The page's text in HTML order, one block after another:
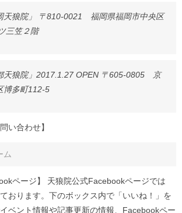
天狼院」 〒810-0021 福岡県福岡市中央区
三笠２階
天狼院」2017.1.27 OPEN 〒605-0805 京
博多町112-5
い合わせ】
ム
ページ】 天狼院公式Facebookページでは
おります。下のボックス内で「いいね！」を
ベント情報や記事更新の情報、Facebookペー